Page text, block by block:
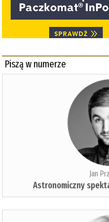
Piszą w numerze
Jan
Astronomiczny